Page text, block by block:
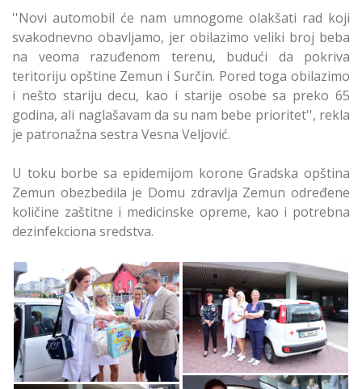
''Novi automobil će nam umnogome olakšati rad koji
svakodnevno obavljamo, jer obilazimo veliki broj beba
na veoma razuđenom terenu, budući da pokriva
teritoriju opštine Zemun i Surčin. Pored toga obilazimo
i nešto stariju decu, kao i starije osobe sa preko 65
godina, ali naglašavam da su nam bebe prioritet'', rekla
je patronažna sestra Vesna Veljović.
U toku borbe sa epidemijom korone Gradska opština
Zemun obezbedila je Domu zdravlja Zemun određene
količine zaštitne i medicinske opreme, kao i potrebna
dezinfekciona sredstva.
Novo Patrožno Vozilo
za Posete Bebama u
Zemunu
Novo Patrožno Vozilo
za Posete Bebama u
Zemunu